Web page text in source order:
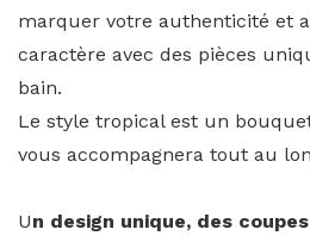
marquer votre authenticité et
caractère avec des pièces
bain.
Le style tropical est un
vous accompagnera tout au
Un design unique, des